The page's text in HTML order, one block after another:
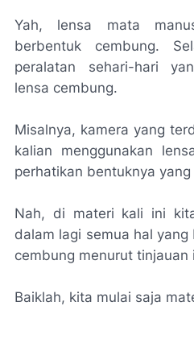
Yah, lensa mata
berbentuk cembung.
peralatan sehari-hari
lensa cembung.
Misalnya, kamera yang
kalian menggunakan
perhatikan bentuknya
Nah, di materi kali ini
dalam lagi semua hal
cembung menurut tinjauan
Baiklah, kita mulai saja